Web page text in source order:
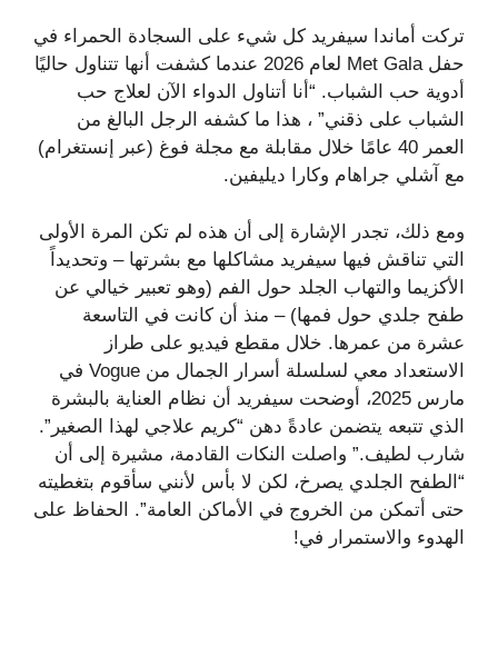
تركت أماندا سيفريد كل شيء على السجادة الحمراء في
حفل Met Gala لعام 2026 عندما كشفت أنها تتناول حاليًا
أدوية حب الشباب. “أنا أتناول الدواء الآن لعلاج حب
الشباب على ذقني” ، هذا ما كشفه الرجل البالغ من
العمر 40 عامًا خلال مقابلة مع مجلة فوغ (عبر إنستغرام)
مع آشلي جراهام وكارا ديليفين.
ومع ذلك، تجدر الإشارة إلى أن هذه لم تكن المرة الأولى
التي تناقش فيها سيفريد مشاكلها مع بشرتها – وتحديداً
الأكزيما والتهاب الجلد حول الفم (وهو تعبير خيالي عن
طفح جلدي حول فمها) – منذ أن كانت في التاسعة
عشرة من عمرها. خلال مقطع فيديو على طراز
الاستعداد معي لسلسلة أسرار الجمال من Vogue في
مارس 2025، أوضحت سيفريد أن نظام العناية بالبشرة
الذي تتبعه يتضمن عادةً دهن “كريم علاجي لهذا الصغير”.
شارب لطيف.” واصلت النكات القادمة، مشيرة إلى أن
“الطفح الجلدي يصرخ، لكن لا بأس لأنني سأقوم بتغطيته
حتى أتمكن من الخروج في الأماكن العامة”. الحفاظ على
الهدوء والاستمرار في!